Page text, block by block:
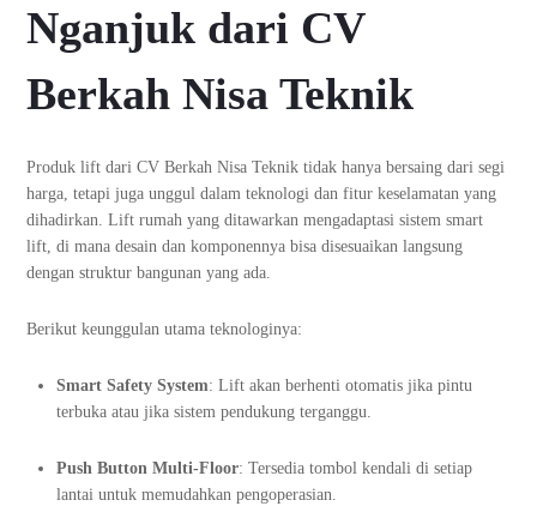
Nganjuk dari CV
Berkah Nisa Teknik
Produk lift dari CV Berkah Nisa Teknik tidak hanya bersaing dari segi
harga, tetapi juga unggul dalam teknologi dan fitur keselamatan yang
dihadirkan. Lift rumah yang ditawarkan mengadaptasi sistem smart
lift, di mana desain dan komponennya bisa disesuaikan langsung
dengan struktur bangunan yang ada.
Berikut keunggulan utama teknologinya:
Smart Safety System: Lift akan berhenti otomatis jika pintu
terbuka atau jika sistem pendukung terganggu.
Push Button Multi-Floor: Tersedia tombol kendali di setiap
lantai untuk memudahkan pengoperasian.